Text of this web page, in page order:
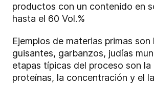
productos con un contenido en
hasta el 60 Vol.%
Ejemplos de materias primas son
guisantes, garbanzos, judías
etapas típicas del proceso son
proteínas, la concentración y el